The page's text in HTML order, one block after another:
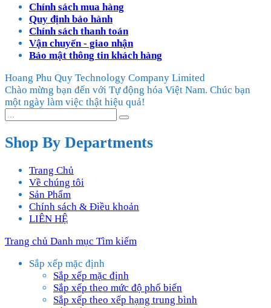
Chính sách mua hàng
Quy định bảo hành
Chính sách thanh toán
Vận chuyển - giao nhận
Bảo mật thông tin khách hàng
Hoang Phu Quy Technology Company Limited
Chào mừng bạn đến với Tự động hóa Việt Nam. Chúc bạn
một ngày làm việc thật hiệu quả!
Shop By Departments
Trang Chủ
Về chúng tôi
Sản Phẩm
Chính sách & Điều khoản
LIÊN HỆ
Trang chủ Danh mục Tìm kiếm
Sắp xếp mặc định
Sắp xếp mặc định
Sắp xếp theo mức độ phổ biến
Sắp xếp theo xếp hạng trung bình